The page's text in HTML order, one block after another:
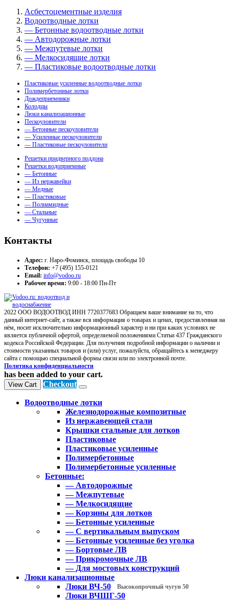
Асбестоцементные изделия
Водоотводные лотки
— Бетонные водоотводные лотки
— Автодорожные лотки
— Межпутевые лотки
— Мелкосидящие лотки
— Пластиковые водоотводные лотки
Пластиковые усиленные водоотводные лотки
Полимербетонные лотки
Дождеприемники
Колодцы
Люки канализационные
Пескоуловители
— Бетонные пескоуловители
— Усиленные пескоуловители
— Пластиковые пескоуловители
Решетки придверного поддона
Решетки водоприемные
— Бетонные
— Из нержавейки
— Медные
— Пластиковые
— Полиамидные
— Стальные
— Чугунные
Контакты
Адрес: г. Наро-Фоминск, площадь свободы 10
Телефон: +7 (495) 155-0121
Email: info@vodoo.ru
Рабочее время: 9:00 - 18:00 Пн-Пт
2022 ООО ВОДООТВОД ИНН 7720377683 Обращаем ваше внимание на то, что
данный интернет-сайт, а также вся информация о товарах и ценах, предоставленная на
нём, носит исключительно информационный характер и ни при каких условиях не
является публичной офертой, определяемой положениями Статьи 437 Гражданского
кодекса Российской Федерации. Для получения подробной информации о наличии и
стоимости указанных товаров и (или) услуг, пожалуйста, обращайтесь к менеджеру
сайта с помощью специальной формы связи или по электронной почте.
Политика конфиденциальности
has been added to your cart.
View Cart Checkout
Водоотводные лотки
Железнодорожные композитные
Из нержавеющей стали
Крышки стальные для лотков
Пластиковые
Пластиковые усиленные
Полимербетонные
Полимербетонные усиленные
Бетонные:
— Автодорожные
— Межпутевые
— Мелкосидящие
— Корзины для лотков
— Бетонные усиленные
— С вертикальным выпуском
— Бетонные усиленные без уголка
— Бортовые ЛВ
— Прикромочные ЛВ
— Для мостовых конструкций
Люки канализационные
Люки ВЧ-50
Высокопрочный чугун 50
Люки ВЧШГ-50